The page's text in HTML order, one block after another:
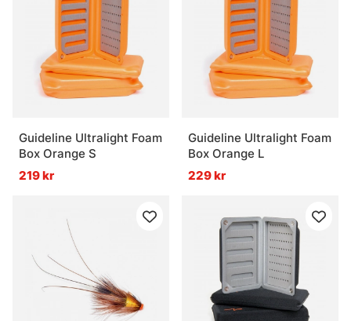
Guideline Ultralight Foam
Box Orange S
219 kr
Guideline Ultralight Foam
Box Orange L
229 kr